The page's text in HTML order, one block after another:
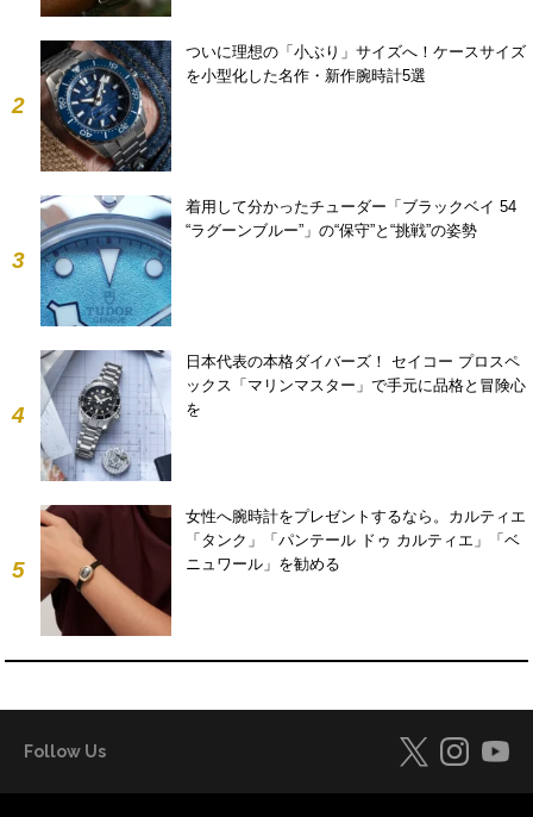
2
ついに理想の「小ぶり」サイズへ！ケースサイズ
を小型化した名作・新作腕時計5選
3
着用して分かったチューダー「ブラックベイ 54
“ラグーンブルー”」の“保守”と“挑戦”の姿勢
4
日本代表の本格ダイバーズ！ セイコー プロスペ
ックス「マリンマスター」で手元に品格と冒険心
を
5
女性へ腕時計をプレゼントするなら。カルティエ
「タンク」「パンテール ドゥ カルティエ」「ベ
ニュワール」を勧める
Follow Us